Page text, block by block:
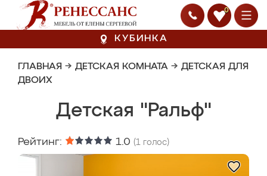
0
КУБИНКА
ГЛАВНАЯ → ДЕТСКАЯ КОМНАТА → ДЕТСКАЯ ДЛЯ
ДВОИХ
Детская "Ральф"
Рейтинг: 1.0 (1 голос)